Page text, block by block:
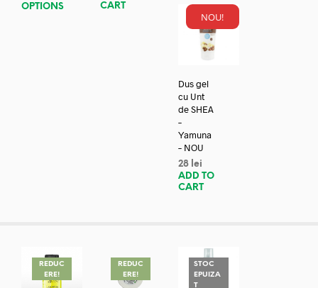
OPTIONS
CART
NOU!
Dus gel
cu Unt
de SHEA
–
Yamuna
– NOU
28 lei
ADD TO
CART
REDUC
ERE!
REDUC
ERE!
STOC
EPUIZA
TREDUC